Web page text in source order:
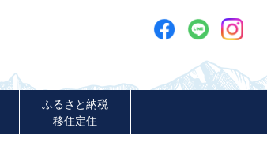
ふるさと納税
移住定住